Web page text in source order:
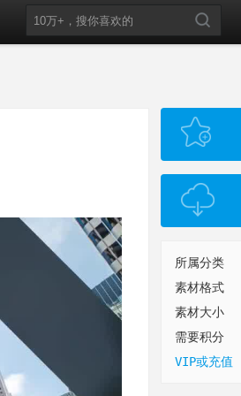
所属分类
素材格式
素材大小
需要积分
VIP或充值